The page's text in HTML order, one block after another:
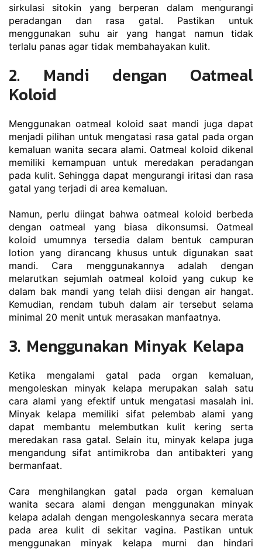
sirkulasi sitokin yang berperan dalam mengurangi
peradangan dan rasa gatal. Pastikan untuk
menggunakan suhu air yang hangat namun tidak
terlalu panas agar tidak membahayakan kulit.
2. Mandi dengan Oatmeal
Koloid
Menggunakan oatmeal koloid saat mandi juga dapat
menjadi pilihan untuk mengatasi rasa gatal pada organ
kemaluan wanita secara alami. Oatmeal koloid dikenal
memiliki kemampuan untuk meredakan peradangan
pada kulit. Sehingga dapat mengurangi iritasi dan rasa
gatal yang terjadi di area kemaluan.
Namun, perlu diingat bahwa oatmeal koloid berbeda
dengan oatmeal yang biasa dikonsumsi. Oatmeal
koloid umumnya tersedia dalam bentuk campuran
lotion yang dirancang khusus untuk digunakan saat
mandi. Cara menggunakannya adalah dengan
melarutkan sejumlah oatmeal koloid yang cukup ke
dalam bak mandi yang telah diisi dengan air hangat.
Kemudian, rendam tubuh dalam air tersebut selama
minimal 20 menit untuk merasakan manfaatnya.
3. Menggunakan Minyak Kelapa
Ketika mengalami gatal pada organ kemaluan,
mengoleskan minyak kelapa merupakan salah satu
cara alami yang efektif untuk mengatasi masalah ini.
Minyak kelapa memiliki sifat pelembab alami yang
dapat membantu melembutkan kulit kering serta
meredakan rasa gatal. Selain itu, minyak kelapa juga
mengandung sifat antimikroba dan antibakteri yang
bermanfaat.
Cara menghilangkan gatal pada organ kemaluan
wanita secara alami dengan menggunakan minyak
kelapa adalah dengan mengoleskannya secara merata
pada area kulit di sekitar vagina. Pastikan untuk
menggunakan minyak kelapa murni dan hindari